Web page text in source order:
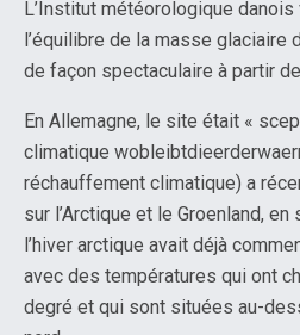
L’Institut météorologique
l’équilibre de la masse glaciaire
de façon spectaculaire à partir
En Allemagne, le site était «
climatique
réchauffement climatique) a
sur l’Arctique et le Groenland,
l’hiver arctique avait déjà
avec des températures qui ont
degré et qui sont situées au-